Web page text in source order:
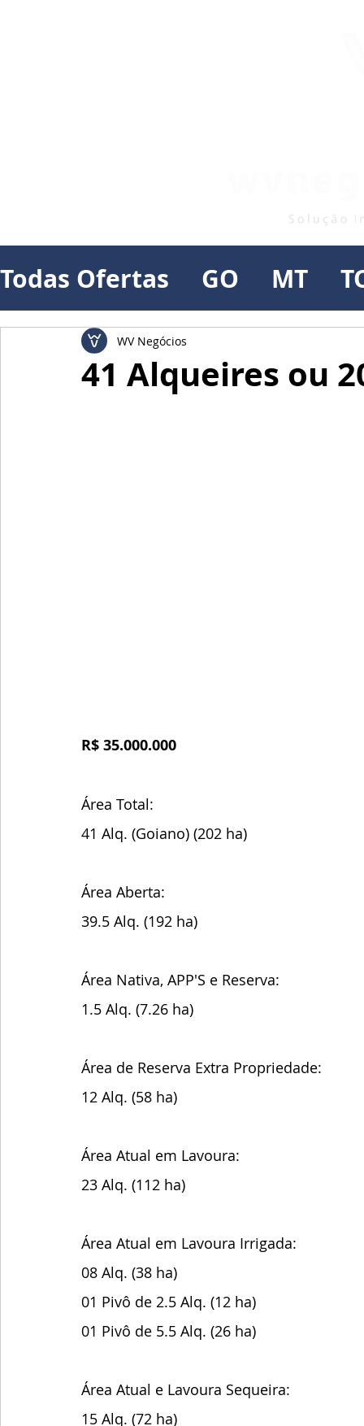
Todas Ofertas GO MT
41 Alqueires ou
WV Negócios
R$ 35.000.000
Área Total:
41 Alq. (Goiano) (202 ha)
Área Aberta:
39.5 Alq. (192 ha)
Área Nativa, APP'S e Reserva:
1.5 Alq. (7.26 ha)
Área de Reserva Extra Propriedade:
12 Alq. (58 ha)
Área Atual em Lavoura:
23 Alq. (112 ha)
Área Atual em Lavoura Irrigada:
08 Alq. (38 ha)
01 Pivô de 2.5 Alq. (12 ha)
01 Pivô de 5.5 Alq. (26 ha)
Área Atual e Lavoura Sequeira:
15 Alq. (72 ha)